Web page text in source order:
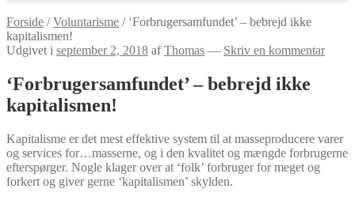
Forside /Voluntarisme / ‘Forbrugersamfundet’ – bebrejd ikke
kapitalismen!
Udgivet i september 2, 2018 afThomas — Skriv en kommentar
‘Forbrugersamfundet’ – bebrejd ikke
kapitalismen!
Kapitalisme er det mest effektive system til at masseproducere varer
og services for…masserne, og i den kvalitet og mængde forbrugerne
efterspørger. Nogle klager over at ‘folk’ forbruger for meget og
forkert og giver gerne ‘kapitalismen’ skylden.